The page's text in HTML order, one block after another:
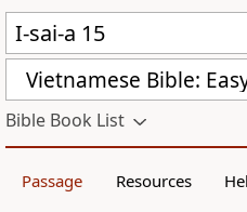
Bible Book List
Passage Resources